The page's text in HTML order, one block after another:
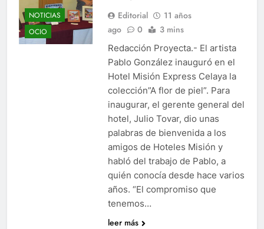
NOTICIAS
OCIO
Editorial
11 años
ago
0 3 mins
Redacción Proyecta.- El artista
Pablo González inauguró en el
Hotel Misión Express Celaya la
colección”A flor de piel”. Para
inaugurar, el gerente general del
hotel, Julio Tovar, dio unas
palabras de bienvenida a los
amigos de Hoteles Misión y
habló del trabajo de Pablo, a
quién conocía desde hace varios
años. “El compromiso que
tenemos…
leer más